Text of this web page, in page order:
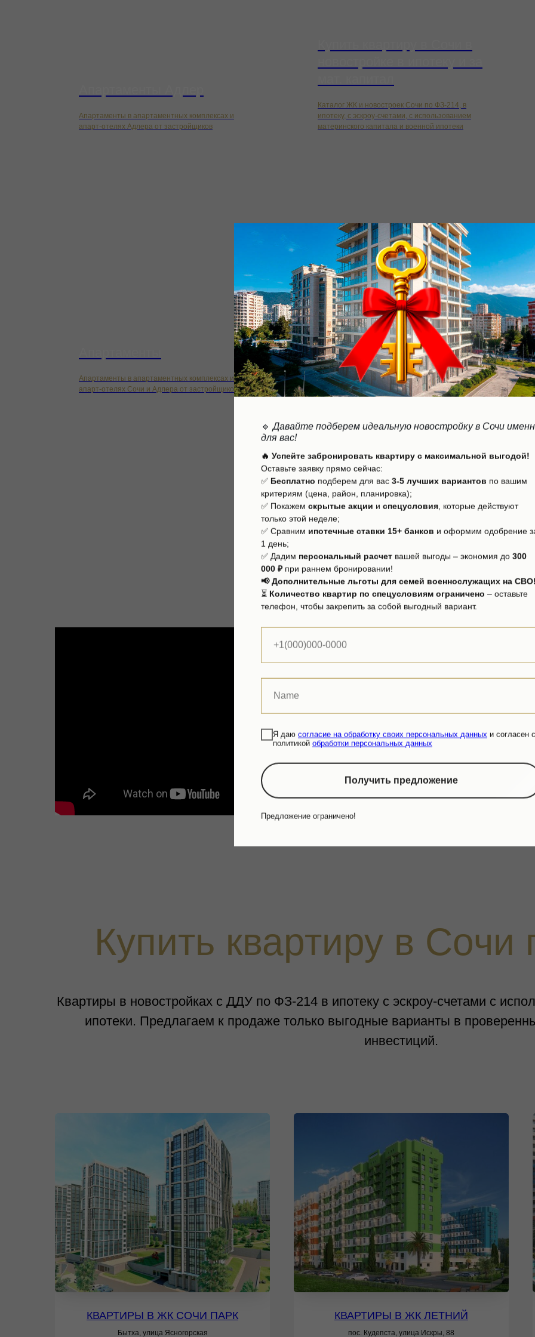
Апартаменты в апартаментных комплексах и
апарт-отелях Адлера от застройщиков
Каталог ЖК и новостроек Сочи по ФЗ-214, в
ипотеку, с эскроу-счетами, с использованием
материнского капитала и военной ипотеки
Апартаменты в апартаментных комплексах и
апарт-отелях Сочи и Адлера от застройщиков
Загородные дома
Коттеджи, виллы, таунхаусы и загородные дома
от застройщиков
Смотреть далее
Новостройки эконом
Новостройки комфорт
Новостройки бизнес
Новостройки элит
Новостройки с ипотекой
Коттеджные поселки
Купить квартиру в
Квартиры в новостройках с ДДУ по ФЗ-214 в ипотеку с эскроу-счетами с
ипотеки. Предлагаем к продаже только выгодные варианты в
инвестиций.
КВАРТИРЫ В ЖК СОЧИ ПАРК
Бытха, улица Ясногорская
КВАРТИРЫ В ЖК ЛЕТНИЙ
пос. Кудепста, улица Искры, 88
🔹Давайте подберем идеальную новостройку в Сочи
для вас!
🔥 Успейте забронировать квартиру с максимальной выгодой!
Оставьте заявку прямо сейчас:
✅ Бесплатно подберем для вас 3-5 лучших вариантов по вашим
критериям (цена, район, планировка);
✅ Покажем скрытые акции и спецусловия, которые действуют
только этой неделе;
✅ Сравним ипотечные ставки 15+ банков и оформим одобрение
1 день;
✅ Дадим персональный расчет вашей выгоды – экономия до 300
000 ₽при раннем бронировании!
📢 Дополнительные льготы для семей военнослужащих на
⏳ Количество квартир по спецусловиям ограничено – оставьте
телефон, чтобы закрепить за собой выгодный вариант.
Я даю согласие на обработку своих персональных данных и согласен с
политикой обработки персональных данных
Получить предложение
Предложение ограничено!